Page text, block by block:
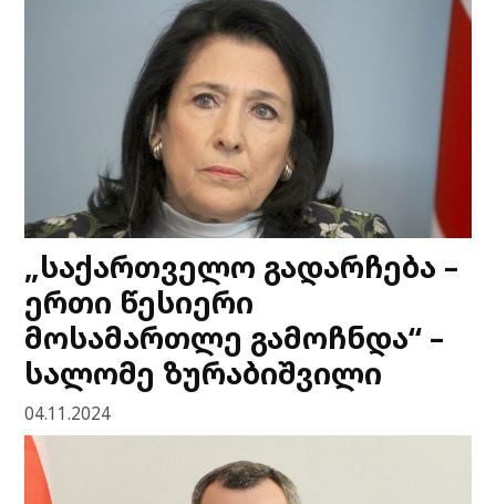
„საქართველო გადარჩება –
ერთი წესიერი
მოსამართლე გამოჩნდა“ –
სალომე ზურაბიშვილი
04.11.2024